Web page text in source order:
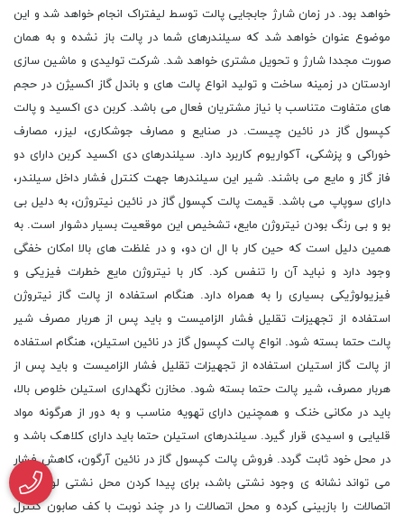
خواهد بود. در زمان شارژ جابجایی پالت توسط لیفتراک انجام خواهد شد و این
موضوع عنوان خواهد شد که سیلندرهای شما در پالت باز نشده و به همان
صورت مجددا شارژ و تحویل مشتری خواهد شد. شرکت تولیدی و ماشین سازی
اردستان در زمینه ساخت و تولید انواع پالت های و باندل گاز اکسیژن در حجم
های متفاوت متناسب با نیاز مشتریان فعال می باشد. کربن دی اکسید و پالت
کپسول گاز در نائین چیست. در صنایع و مصارف جوشکاری، لیزر، مصارف
خوراکی و پزشکی، آکواریوم کاربرد دارد. سیلندرهای دی اکسید کربن دارای دو
فاز گاز و مایع می باشند. شیر این سیلندرها جهت کنترل فشار داخل سیلندر،
دارای سوپاپ می باشد. قیمت پالت کپسول گاز در نائین نیتروژن، به دلیل بی
بو و بی رنگ بودن نیتروژن مایع، تشخیص این موقعیت بسیار دشوار است. به
همین دلیل است که حین کار با ال ان دو، و در غلظت های بالا امکان خفگی
وجود دارد و نباید آن را تنفس کرد. کار با نیتروژن مایع خطرات فیزیکی و
فیزیولوژیکی بسیاری را به همراه دارد. هنگام استفاده از پالت گاز نیتروژن
استفاده از تجهیزات تقلیل فشار الزامیست و باید پس از هربار مصرف شیر
پالت حتما بسته شود. انواع پالت کپسول گاز در نائین استیلن، هنگام استفاده
از پالت گاز استیلن استفاده از تجهیزات تقلیل فشار الزامیست و باید پس از
هربار مصرف، شیر پالت حتما بسته شود. مخازن نگهداری استیلن خلوص بالا،
باید در مکانی خنک و همچنین دارای تهویه مناسب و به دور از هرگونه مواد
قلیایی و اسیدی قرار گیرد. سیلندرهای استیلن حتما باید دارای کلاهک باشد و
در محل خود ثابت گردد. فروش پالت کپسول گاز در نائین آرگون، کاهش فشار
می تواند نشانه ی وجود نشتی باشد، برای پیدا کردن محل نشتی لوله ها و
اتصالات را بازبینی کرده و محل اتصالات را در چند نوبت با کف صابون کنترل